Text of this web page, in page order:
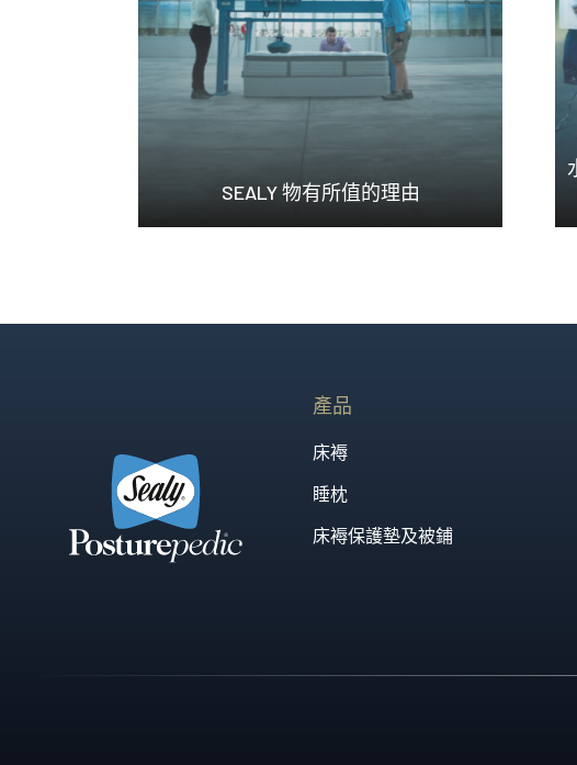
SEALY 物有所值的理由
產品
床褥
睡枕
床褥保護墊及被鋪